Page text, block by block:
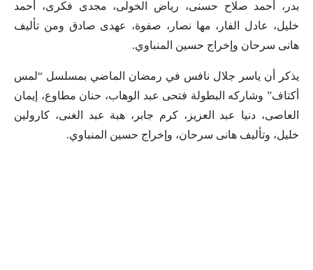
بدر، أحمد صلاح حسنى، رياض الخولى، مجدى فكرى، أحمد
خليل، عادل الفار، مها نصار، صفوة، عهدى صادق ومن تأليف
هانى سرحان وإخراج حسين المنباوي.
يذكر أن ياسر جلال نافس في رمضان الماضي بمسلسل “لمس
أكتاف” وشاركه البطولة فتحى عبد الوهاب، حنان مطاوع، إيمان
العاصى، دنيا عبد العزيز، كرم جابر، هبة ‏عبد ‏الغنى، كارولين
خليل، وتأليف هانى سرحان، وإخراج حسين المنباوي.